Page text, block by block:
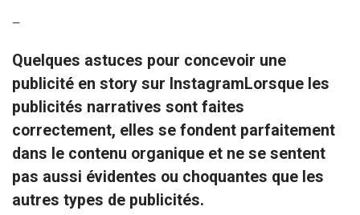
—
Quelques astuces pour concevoir une
publicité en story sur InstagramLorsque les
publicités narratives sont faites
correctement, elles se fondent parfaitement
dans le contenu organique et ne se sentent
pas aussi évidentes ou choquantes que les
autres types de publicités.